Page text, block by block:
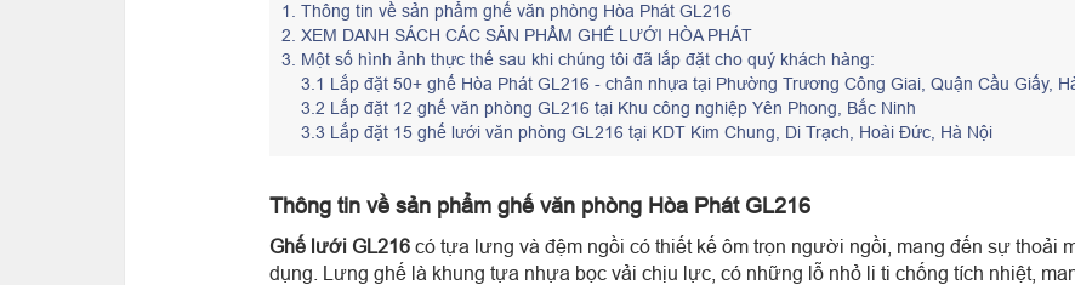
1.
Thông tin về sản phẩm ghế văn phòng Hòa Phát GL216
2. XEM DANH SÁCH CÁC SẢN PHẨM GHẾ LƯỚI HÒA PHÁT
3.
Một số hình ảnh thực thế sau khi chúng tôi đã lắp đặt cho quý khách hàng:
3.1 Lắp đặt 50+ ghế Hòa Phát GL216 - chân nhựa tại Phường Trương Công Giai, Quận Cầu Giấy,
3.2 Lắp đặt 12 ghế văn phòng GL216 tại Khu công nghiệp Yên Phong, Bắc Ninh
3.3 Lắp đặt 15 ghế lưới văn phòng GL216 tại KDT Kim Chung, Di Trạch, Hoài Đức, Hà Nội
Thông tin về sản phẩm ghế văn phòng Hòa Phát GL216
Ghế lưới GL216 có tựa lưng và đệm ngồi có thiết kế ôm trọn người ngồi, mang đến sự thoải
dụng. Lưng ghế là khung tựa nhựa bọc vải chịu lực, có những lỗ nhỏ li ti chống tích nhiệt,